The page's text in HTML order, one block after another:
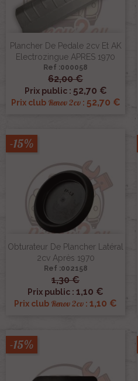
Plancher De Pedale 2cv Et AK
Electrozingue APRES 1970
Ref :000058
62,00 €
Prix public : 52,70 €
Prix club Renov 2cv: 52,70 €
Obturateur De Plancher Latéral
2cv Après 1970
Ref :002158
1,30 €
Prix public : 1,10 €
Prix club Renov 2cv : 1,10 €
-15%
-15%